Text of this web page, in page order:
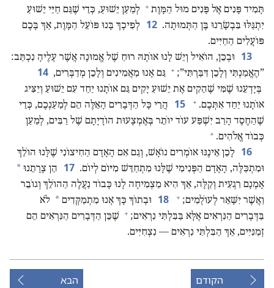
תָּמִיד פָּנִים אֶל פָּנִים מוּל הַמָּוֶת + לְמַעַן יֵשׁוּעַ,‏ כְּדֵי שֶׁגַּם חַיֵּי יֵשׁוּעַ
יִתְגַּלּוּ בִּבְשָׂרֵנוּ בֶּן הַתְּמוּתָה.‏ 12 לְפִיכָךְ בָּנוּ פּוֹעֵל הַמָּוֶת,‏ אַךְ בָּכֶם
פּוֹעֲלִים הַחַיִּים.‏
13
וּבְכֵן,‏ הוֹאִיל וְיֵשׁ לָנוּ אוֹתָהּ רוּחַ שֶׁל אֱמוּנָה אֲשֶׁר עָלֶיהָ נִכְתַּב:‏
”‏הֶאֱמַנְתִּי וְלָכֵן דִּבַּרְתִּי”‏;‏ + גַּם אָנוּ מַאֲמִינִים וְלָכֵן מְדַבְּרִים,‏ 14
בְּיָדְעֵנוּ שֶׁמִּי שֶׁהֵקִים אֶת יֵשׁוּעַ יָקִים גַּם אוֹתָנוּ יַחַד עִם יֵשׁוּעַ וְיַצִּיג
אוֹתָנוּ יַחַד אִתְּכֶם.‏ +
15
הֲרֵי כָּל הַדְּבָרִים הָאֵלֶּה הֵם לְמַעַנְכֶם,‏ כְּדֵי
שֶׁהַחֶסֶד הָרַב יִשְׁפַּע עוֹד יוֹתֵר בְּאֶמְצָעוּת הוֹדָיָתָם שֶׁל רַבִּים,‏ לְמַעַן
כְּבוֹד אֱלֹהִים.‏ +
16 לָכֵן אֵינֶנּוּ אוֹמְרִים נוֹאָשׁ,‏ וְגַם אִם הָאָדָם הַחִיצוֹנִי שֶׁלָּנוּ הוֹלֵךְ
וּמִתְכַּלֶּה,‏ הָאָדָם הַפְּנִימִי שֶׁלָּנוּ מִתְחַדֵּשׁ מִיּוֹם לְיוֹם.‏ 17 הֵן צָרָתֵנוּ *
אָמְנָם רִגְעִית וְקַלָּה,‏ אַךְ הִיא מַצְמִיחָה לָנוּ כָּבוֹד נַעֲלֶה הַהוֹלֵךְ וְגוֹבֵר
וַאֲשֶׁר יִשָּׁאֵר לְעוֹלָמִים;‏ +
18 וּבְתוֹךְ כָּךְ אָנוּ מִתְמַקְּדִים * לֹא
בַּדְּבָרִים הַנִּרְאִים אֶלָּא בַּבִּלְתִּי נִרְאִים;‏ + שֶׁכֵּן הַדְּבָרִים הַנִּרְאִים הֵם
זְמַנִּיִּים,‏ אַךְ הַבִּלְתִּי נִרְאִים — נִצְחִיִּים.‏
הקודם הבא